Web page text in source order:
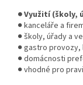
● Využití (školy,
● kanceláře a
● školy, úřady a
● gastro provozy,
● domácnosti
● vhodné pro